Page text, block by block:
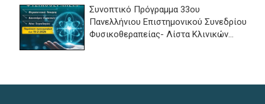
Συνοπτικό Πρόγραμμα 33ου
Πανελλήνιου Επιστημονικού Συνεδρίου
Φυσικοθεραπείας- Λίστα Κλινικών...
Αναφορικά με τη διαδικασία υποβολών Ευρωπαίων